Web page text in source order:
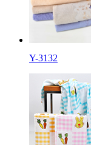
Y-3132